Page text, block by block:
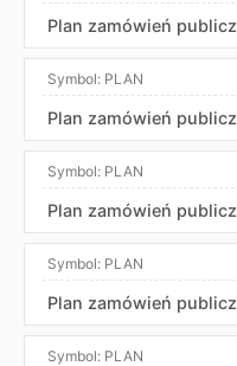
Plan zamówień
Symbol: PLAN
Plan zamówień
Symbol: PLAN
Plan zamówień
Symbol: PLAN
Plan zamówień
Symbol: PLAN